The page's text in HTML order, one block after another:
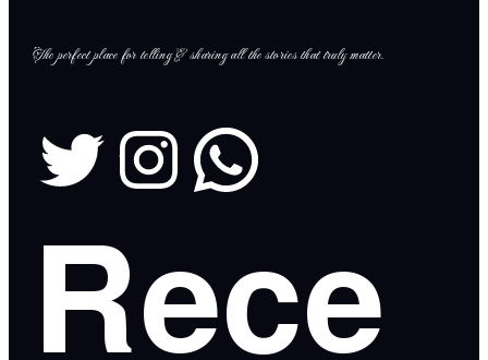
The perfect place for telling & sharing all the stories that truly matter.
Rece